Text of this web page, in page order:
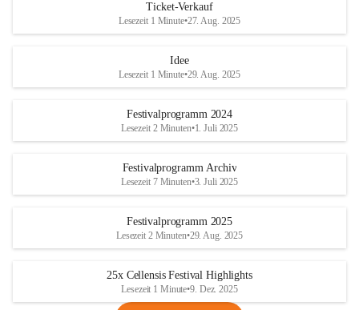
Ticket-Verkauf
Lesezeit 1 Minute•27. Aug. 2025
Idee
Lesezeit 1 Minute•29. Aug. 2025
Festivalprogramm 2024
Lesezeit 2 Minuten•1. Juli 2025
Festivalprogramm Archiv
Lesezeit 7 Minuten•3. Juli 2025
Festivalprogramm 2025
Lesezeit 2 Minuten•29. Aug. 2025
25x Cellensis Festival Highlights
Lesezeit 1 Minute•9. Dez. 2025